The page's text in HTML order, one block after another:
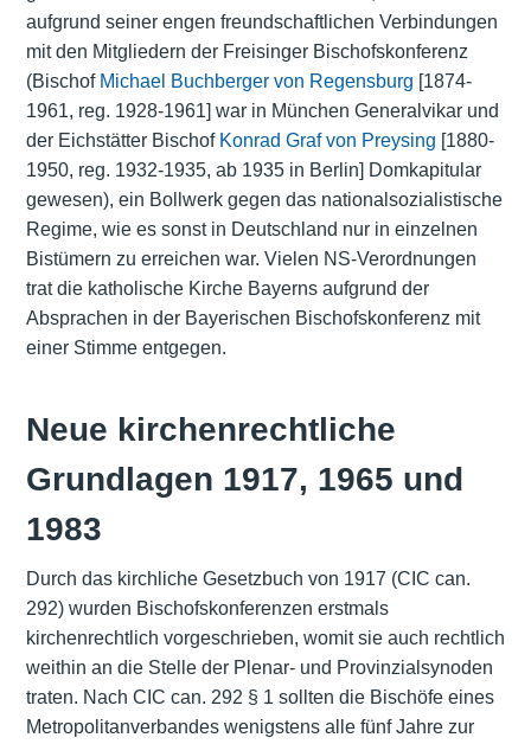
aufgrund seiner engen freundschaftlichen Verbindungen
mit den Mitgliedern der Freisinger Bischofskonferenz
(Bischof Michael Buchberger von Regensburg [1874-
1961, reg. 1928-1961] war in München Generalvikar und
der Eichstätter Bischof Konrad Graf von Preysing [1880-
1950, reg. 1932-1935, ab 1935 in Berlin] Domkapitular
gewesen), ein Bollwerk gegen das nationalsozialistische
Regime, wie es sonst in Deutschland nur in einzelnen
Bistümern zu erreichen war. Vielen NS-Verordnungen
trat die katholische Kirche Bayerns aufgrund der
Absprachen in der Bayerischen Bischofskonferenz mit
einer Stimme entgegen.
Neue kirchenrechtliche
Grundlagen 1917, 1965 und
1983
Durch das kirchliche Gesetzbuch von 1917 (CIC can.
292) wurden Bischofskonferenzen erstmals
kirchenrechtlich vorgeschrieben, womit sie auch rechtlich
weithin an die Stelle der Plenar- und Provinzialsynoden
traten. Nach CIC can. 292 § 1 sollten die Bischöfe eines
Metropolitanverbandes wenigstens alle fünf Jahre zur